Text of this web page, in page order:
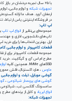
با ۲۵ سال تجربه درخشان در بازار کامپیوتر تهران، یاس ارتباط به عنوان یک فروشگاه اینترنتی کالای دیجیتال،
تجهیزات شبکه
ارمغان آورد. هدف ما ارائه
در فروشگاه اینترنتی یاس
لپ تاپ:
مجموعه‌ای بی‌نظیر از انواع لپ تاپ
اپل. بهترین انتخاب‌ها را برای خرید
قطعات کامپیوتر و لوازم جانبی
مجموعه قطعات کامپیوتر برای
SSDهای NVMe. همچنین کلیه
ماوس
گوشی موبایل، تبلت و لوازم جانبی
گوشی های پرچمدار شیائومی
سامسونگ گلکسی تب، شیائومی
انواع ایرپاد
تجهیزات شبکه: